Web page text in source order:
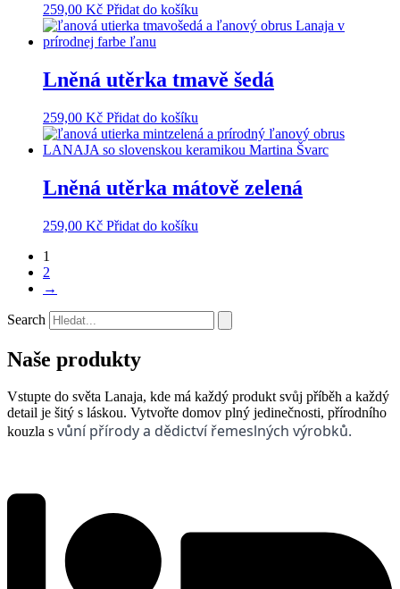
259,00 Kč Přidat do košíku
Lněná utěrka tmavě šedá
259,00 Kč Přidat do košíku
Lněná utěrka mátově zelená
259,00 Kč Přidat do košíku
1
2
→
Search
Naše produkty
Vstupte do světa Lanaja, kde má každý produkt svůj příběh a každý
detail je šitý s láskou. Vytvořte domov plný jedinečnosti, přírodního
kouzla s vůní přírody a dědictví řemeslných výrobků.